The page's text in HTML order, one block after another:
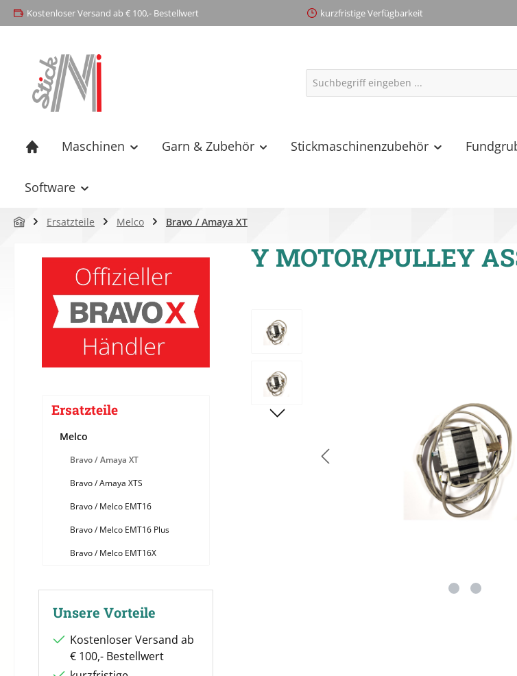
Zur Hauptnavigation springen
Kostenloser Versand ab € 100,- Bestellwert kurzfristige Verfügbarkeit
Maschinen Garn & Zubehör Stickmaschinenzubehör
Software
Ersatzteile Melco Bravo / Amaya XT
Ersatzteile
Melco
Bravo / Amaya XT
Bravo / Amaya XTS
Bravo / Melco EMT16
Bravo / Melco EMT16 Plus
Bravo / Melco EMT16X
Unsere Vorteile
Kostenloser Versand ab
€ 100,- Bestellwert
Y MOTOR/PULLEY
Bildergalerie überspringen